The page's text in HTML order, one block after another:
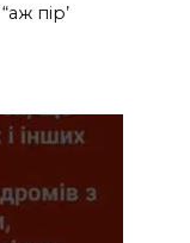
пір’